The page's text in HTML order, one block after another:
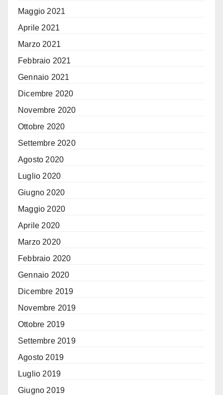
Maggio 2021
Aprile 2021
Marzo 2021
Febbraio 2021
Gennaio 2021
Dicembre 2020
Novembre 2020
Ottobre 2020
Settembre 2020
Agosto 2020
Luglio 2020
Giugno 2020
Maggio 2020
Aprile 2020
Marzo 2020
Febbraio 2020
Gennaio 2020
Dicembre 2019
Novembre 2019
Ottobre 2019
Settembre 2019
Agosto 2019
Luglio 2019
Giugno 2019